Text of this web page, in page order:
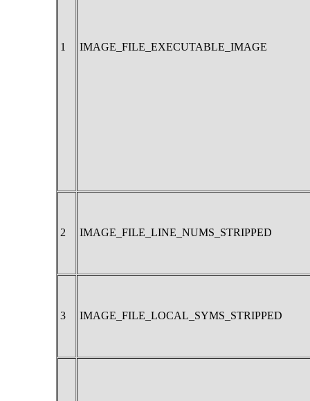
1 IMAGE_FILE_EXECUTABLE_IMAGE
2 IMAGE_FILE_LINE_NUMS_STRIPPED
3 IMAGE_FILE_LOCAL_SYMS_STRIPPED